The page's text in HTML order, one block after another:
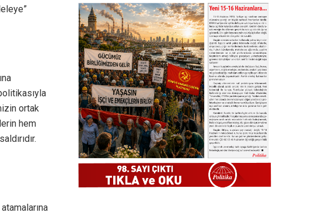
ortak
hem